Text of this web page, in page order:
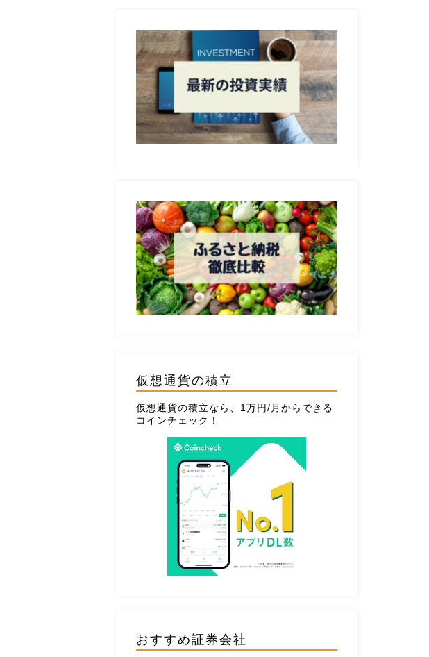
仮想通貨の積立
仮想通貨の積立なら、1万円/月からできる
コインチェック ！
おすすめ証券会社